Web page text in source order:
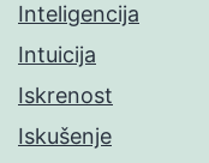
Inteligencija
Intuicija
Iskrenost
Iskušenje